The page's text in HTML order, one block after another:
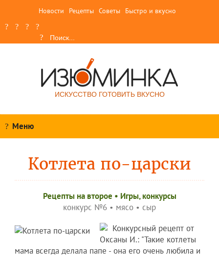
Новости Рецепты Советы Быстро и вкусно
ИСКУССТВО ГОТОВИТЬ ВКУСНО
Меню
Котлета по-царски
Рецепты на второе • Игры, конкурсы
конкурс №6 • мясо • сыр
Конкурсный рецепт от
Оксаны И.: "Такие котлеты
мама всегда делала папе - она его очень любила и